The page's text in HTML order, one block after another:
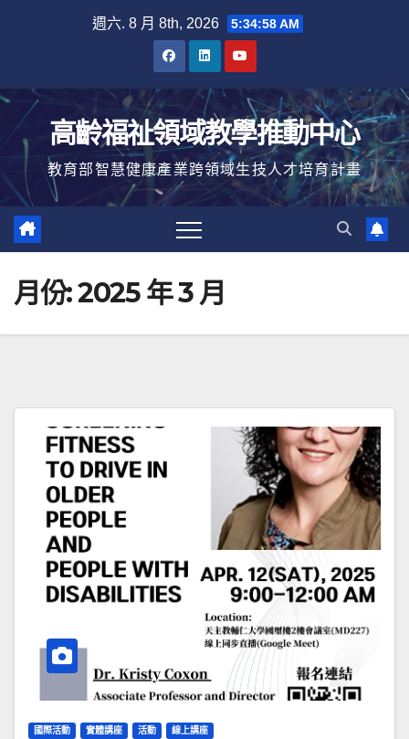
週六. 8 月 8th, 2026 5:34:59 AM
高齡福祉領域教學推動中心
教育部智慧健康產業跨領域生技人才培育計畫
月份:2025 年 3 月
國際活動 實體講座 活動 線上講座